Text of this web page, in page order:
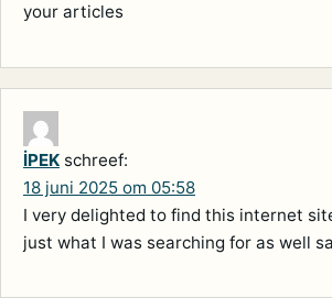
your articles
İPEK schreef:
18 juni 2025 om 05:58
I very delighted to find this internet
just what I was searching for as well